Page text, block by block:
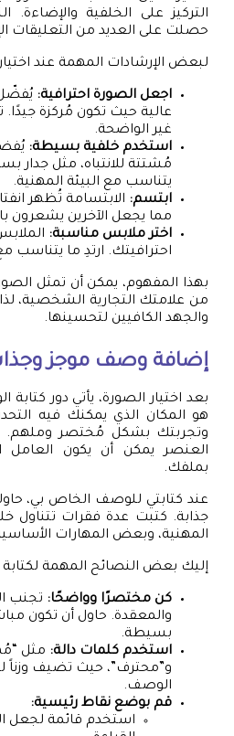
التركيز على الخلفية والإضاءة.
حصلت على العديد من التعليقات
لبعض الإرشادات المهمة عند
اجعل الصورة احترافية:
عالية حيث تكون مُركزة
غير الواضحة.
استخدم خلفية بسيطة:
مُشتتة للانتباه، مثل جدار
يتناسب مع البيئة المهنية.
ابتسم: الابتسامة تُظهر
مما يجعل الآخرين يشعرون
اختر ملابس مناسبة:
احترافيتك. ارتدِ ما يتناسب
بهذا المفهوم، يمكن أن تمثل
من علامتك التجارية الشخصية،
والجهد الكافيين لتحسينها.
إضافة وصف موجز
بعد اختيار الصورة، يأتي دور
هو المكان الذي يمكنك فيه
وتجربتك بشكل مُختصر وملهم.
العنصر يمكن أن يكون العامل
بملفك.
عند كتابتي للوصف الخاص بي،
جذابة. كتبت عدة فقرات تتناول
المهنية، وبعض المهارات
إليك بعض النصائح المهمة
كن مختصرًا وواضحًا: تجنب
والمعقدة. حاول أن تكون
بسيطة.
استخدم كلمات دالة: مثل
و”محترف”، حيث تضيف وزناً
الوصف.
قم بوضع نقاط رئيسية:
استخدم قائمة لجعل